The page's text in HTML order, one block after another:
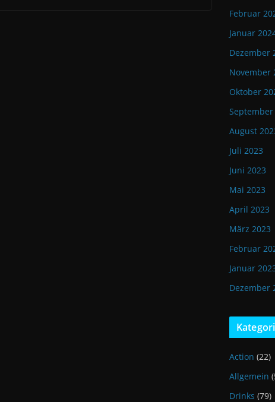
Februar
Januar
Dezember
November
Oktober
September
August
Juli 2023
Juni 2023
Mai 2023
April 2023
März 2023
Februar
Januar
Dezember
Action (22)
Allgemein
Drinks (79)